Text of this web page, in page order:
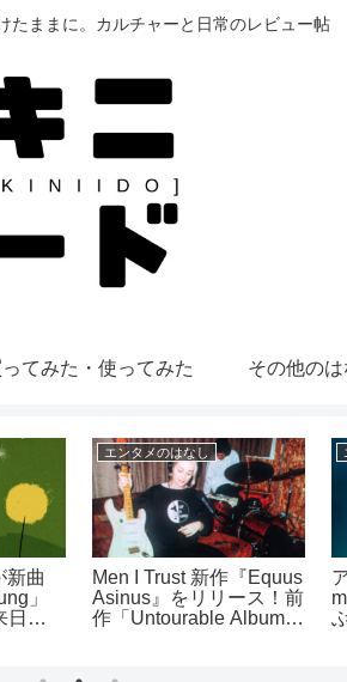
たままに。カルチャーと日常のレビュー帖
てみた・使ってみた その他の
新曲
」
日決
エンタメのはなし
Men I Trust 新作『Equus
Asinus』をリリース！前
作「Untourable Album」